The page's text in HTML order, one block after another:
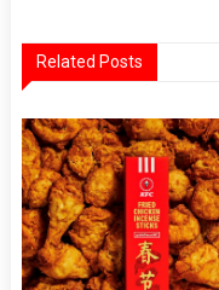
Related Posts